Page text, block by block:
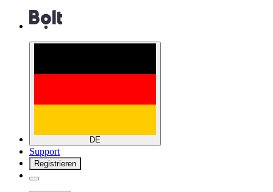
DE
Support
Registrieren